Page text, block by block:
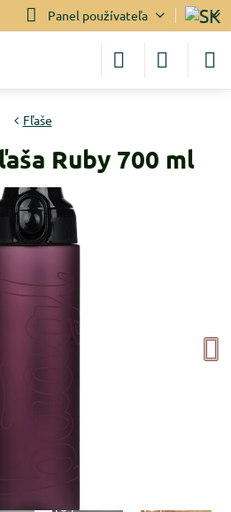
Panel používateľa
Fľaše
Ruby 700 ml